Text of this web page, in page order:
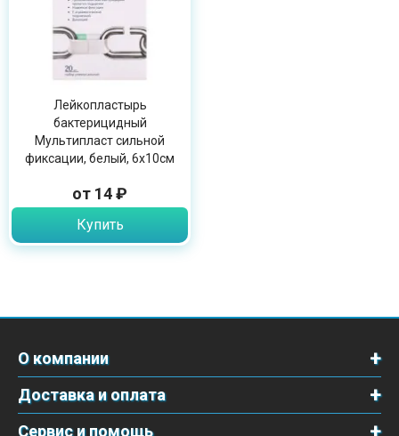
Лейкопластырь
бактерицидный
Мультипласт сильной
фиксации, белый, 6х10см
от 14 ₽
Купить
О компании
Доставка и оплата
Сервис и помощь